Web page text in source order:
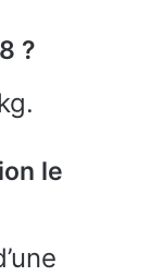
?
le